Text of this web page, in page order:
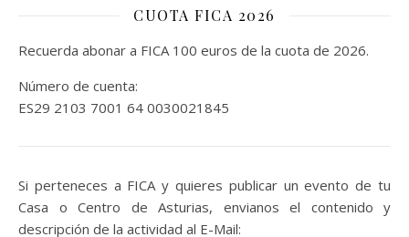
CUOTA FICA 2026
Recuerda abonar a FICA 100 euros de la cuota de 2026.
Número de cuenta:
ES29 2103 7001 64 0030021845
Si perteneces a FICA y quieres publicar un evento de tu
Casa o Centro de Asturias, envianos el contenido y
descripción de la actividad al E-Mail: